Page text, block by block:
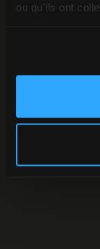
ou qu'ils ont